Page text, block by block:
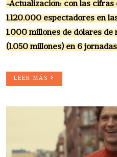
-Actualización: con las cifras
1.120.000 espectadores en
1.000 millones de dólares
(1.050 millones) en 6
LEER MÁS